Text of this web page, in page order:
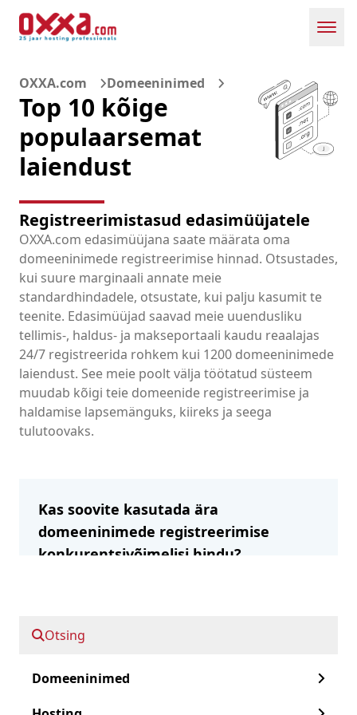
Domeeninimed
Otsing
OXXA.com Domeeninimed
Top 10 kõige
populaarsemat
laiendust
Registreerimistasud edasimüüjatele
OXXA.com edasimüüjana saate määrata oma
domeeninimede registreerimise hinnad. Otsustades,
kui suure marginaali annate meie
standardhindadele, otsustate, kui palju kasumit te
teenite. Edasimüüjad saavad meie uuendusliku
tellimis-, haldus- ja makseportaali kaudu reaalajas
24/7 registreerida rohkem kui 1200 domeeninimede
laiendust. See meie poolt välja töötatud süsteem
muudab kõigi teie domeenide registreerimise ja
haldamise lapsemänguks, kiireks ja seega
tulutoovaks.
Kas soovite kasutada ära
domeeninimede registreerimise
konkurentsivõimelisi hindu?